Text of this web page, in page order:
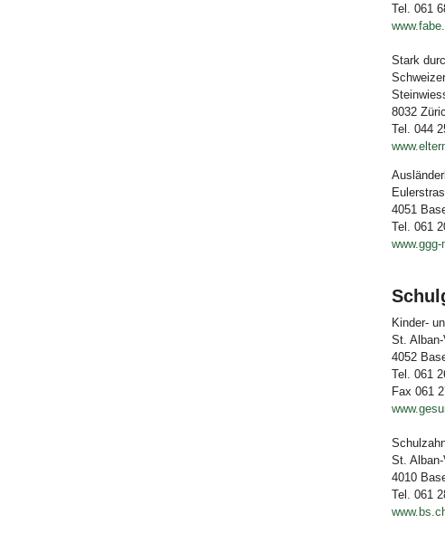
Tel. 061
Stark
8032
Tel. 044
4051
Tel. 061
Kinder-
St.
4052
Tel. 061
Fax 061
St.
4010
Tel. 061